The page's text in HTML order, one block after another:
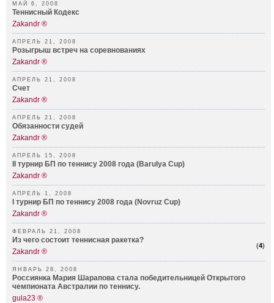
МАЙ 6, 2008
Теннисный Кодекс
Zakandr ®
АПРЕЛЬ 21, 2008
Розыгрыш встреч на соревнованиях
Zakandr ®
АПРЕЛЬ 21, 2008
Счет
Zakandr ®
АПРЕЛЬ 21, 2008
Обязанности судей
Zakandr ®
АПРЕЛЬ 15, 2008
II турнир БП по теннису 2008 года (Barulya Cup)
Zakandr ®
АПРЕЛЬ 1, 2008
I турнир БП по теннису 2008 года (Novruz Cup)
Zakandr ®
ФЕВРАЛЬ 21, 2008
(4)
Из чего состоит теннисная ракетка?
Zakandr ®
ЯНВАРЬ 28, 2008
Россиянка Мария Шарапова стала победительницей Открытого
чемпионата Австралии по теннису.
gula23 ®